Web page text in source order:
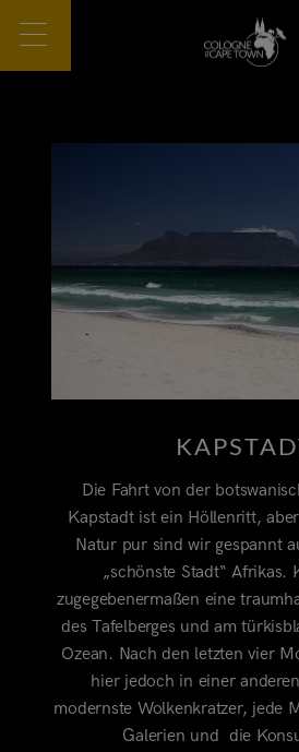
Die Fahrt von der
Kapstadt ist ein Höllenritt,
Natur pur sind wir gespannt
„schönste Stadt“ Afrikas.
zugegebenermaßen eine
des Tafelberges und am
Ozean. Nach den letzten vier
hier jedoch in einer
modernste Wolkenkratzer, jede
Galerien und die